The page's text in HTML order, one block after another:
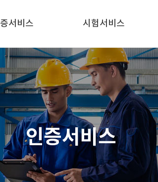
인정현황
서비스
계) CE(EMC-전자파)
기) KCs
SEMI
시험서비스
KCs시험
고조파
환경안전사양서제작
양식 다운로드
인증서비스